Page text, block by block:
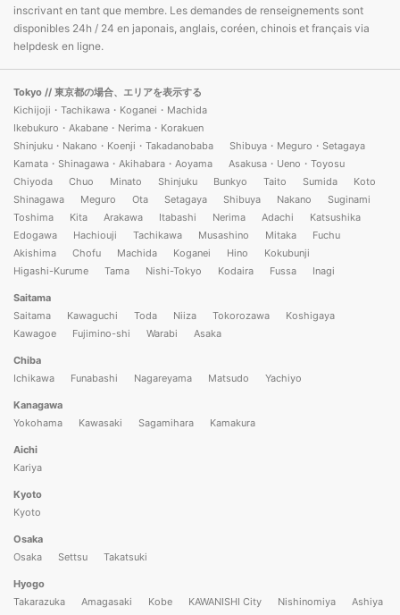
inscrivant en tant que membre. Les demandes de renseignements sont
disponibles 24h / 24 en japonais, anglais, coréen, chinois et français via
helpdesk en ligne.
Tokyo // 東京都の場合、エリアを表示する
Kichijoji・Tachikawa・Koganei・Machida
Ikebukuro・Akabane・Nerima・Korakuen
Shinjuku・Nakano・Koenji・Takadanobaba
Shibuya・Meguro・Setagaya
Kamata・Shinagawa・Akihabara・Aoyama
Asakusa・Ueno・Toyosu
Chiyoda
Chuo Minato Shinjuku Bunkyo Taito Sumida
Koto
Shinagawa
Meguro Ota Setagaya Shibuya Nakano
Suginami
Toshima
Kita Arakawa Itabashi Nerima Adachi
Katsushika
Edogawa
Hachiouji Tachikawa Musashino Mitaka
Fuchu
Akishima
Chofu Machida Koganei Hino
Kokubunji
Higashi-Kurume
Tama Nishi-Tokyo Kodaira Fussa Inagi
Saitama
Saitama
Kawaguchi Toda Niiza Tokorozawa
Koshigaya
Kawagoe
Fujimino-shi Warabi Asaka
Chiba
Ichikawa
Funabashi Nagareyama Matsudo Yachiyo
Kanagawa
Yokohama
Kawasaki Sagamihara Kamakura
Aichi
Kariya
Kyoto
Kyoto
Osaka
Osaka
Settsu Takatsuki
Hyogo
Takarazuka
Amagasaki Kobe KAWANISHI City Nishinomiya Ashiya